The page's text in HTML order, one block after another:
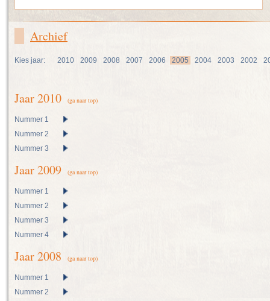
Archief
Kies jaar: 2010 2009 2008 2007 2006 2005 2004 2003 2002
Jaar 2010 (ga naar top)
Nummer 1
Nummer 2
Nummer 3
Jaar 2009 (ga naar top)
Nummer 1
Nummer 2
Nummer 3
Nummer 4
Jaar 2008 (ga naar top)
Nummer 1
Nummer 2